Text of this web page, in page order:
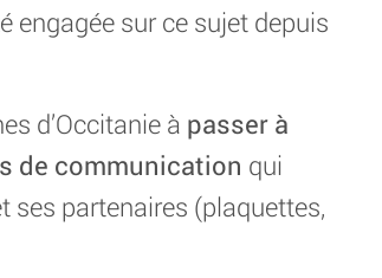
engagée sur ce sujet depuis
d’Occitanie à passer à
de communication qui
ses partenaires (plaquettes,